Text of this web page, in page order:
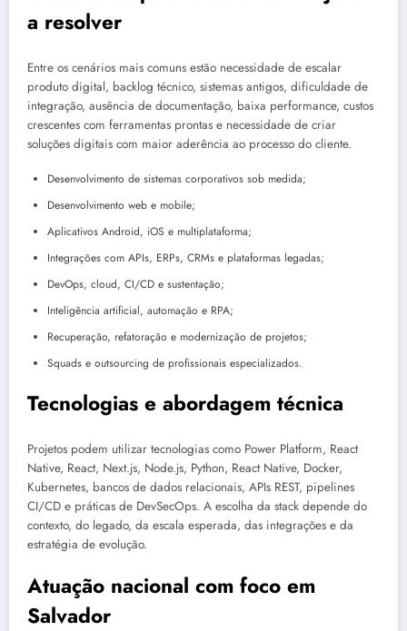
a resolver
Entre os cenários mais comuns estão necessidade de escalar
produto digital, backlog técnico, sistemas antigos, dificuldade de
integração, ausência de documentação, baixa performance, custos
crescentes com ferramentas prontas e necessidade de criar
soluções digitais com maior aderência ao processo do cliente.
Desenvolvimento de sistemas corporativos sob medida;
Desenvolvimento web e mobile;
Aplicativos Android, iOS e multiplataforma;
Integrações com APIs, ERPs, CRMs e plataformas legadas;
DevOps, cloud, CI/CD e sustentação;
Inteligência artificial, automação e RPA;
Recuperação, refatoração e modernização de projetos;
Squads e outsourcing de profissionais especializados.
Tecnologias e abordagem técnica
Projetos podem utilizar tecnologias como Power Platform, React
Native, React, Next.js, Node.js, Python, React Native, Docker,
Kubernetes, bancos de dados relacionais, APIs REST, pipelines
CI/CD e práticas de DevSecOps. A escolha da stack depende do
contexto, do legado, da escala esperada, das integrações e da
estratégia de evolução.
Atuação nacional com foco em
Salvador